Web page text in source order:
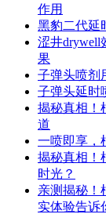
作用
黑豹二代延
涩井drywell
果
子弹头喷剂
子弹头延时
揭秘真相！
道
一喷即享，
揭秘真相！
时光？
亲测揭秘！
实体验告诉